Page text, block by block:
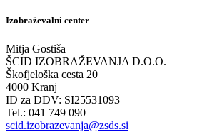
Izobraževalni center
Mitja Gostiša
ŠCID IZOBRAŽEVANJA D.O.O.
Škofjeloška cesta 20
4000 Kranj
ID za DDV: SI25531093
Tel.: 041 749 090
scid.izobrazevanja@zsds.si